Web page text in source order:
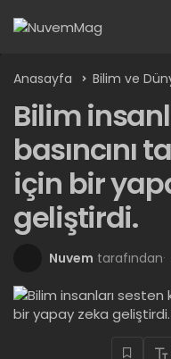
Anasayfa Bilim ve
Bilim
basıncını
için bir
geliştirdi.
Nuvem tarafından